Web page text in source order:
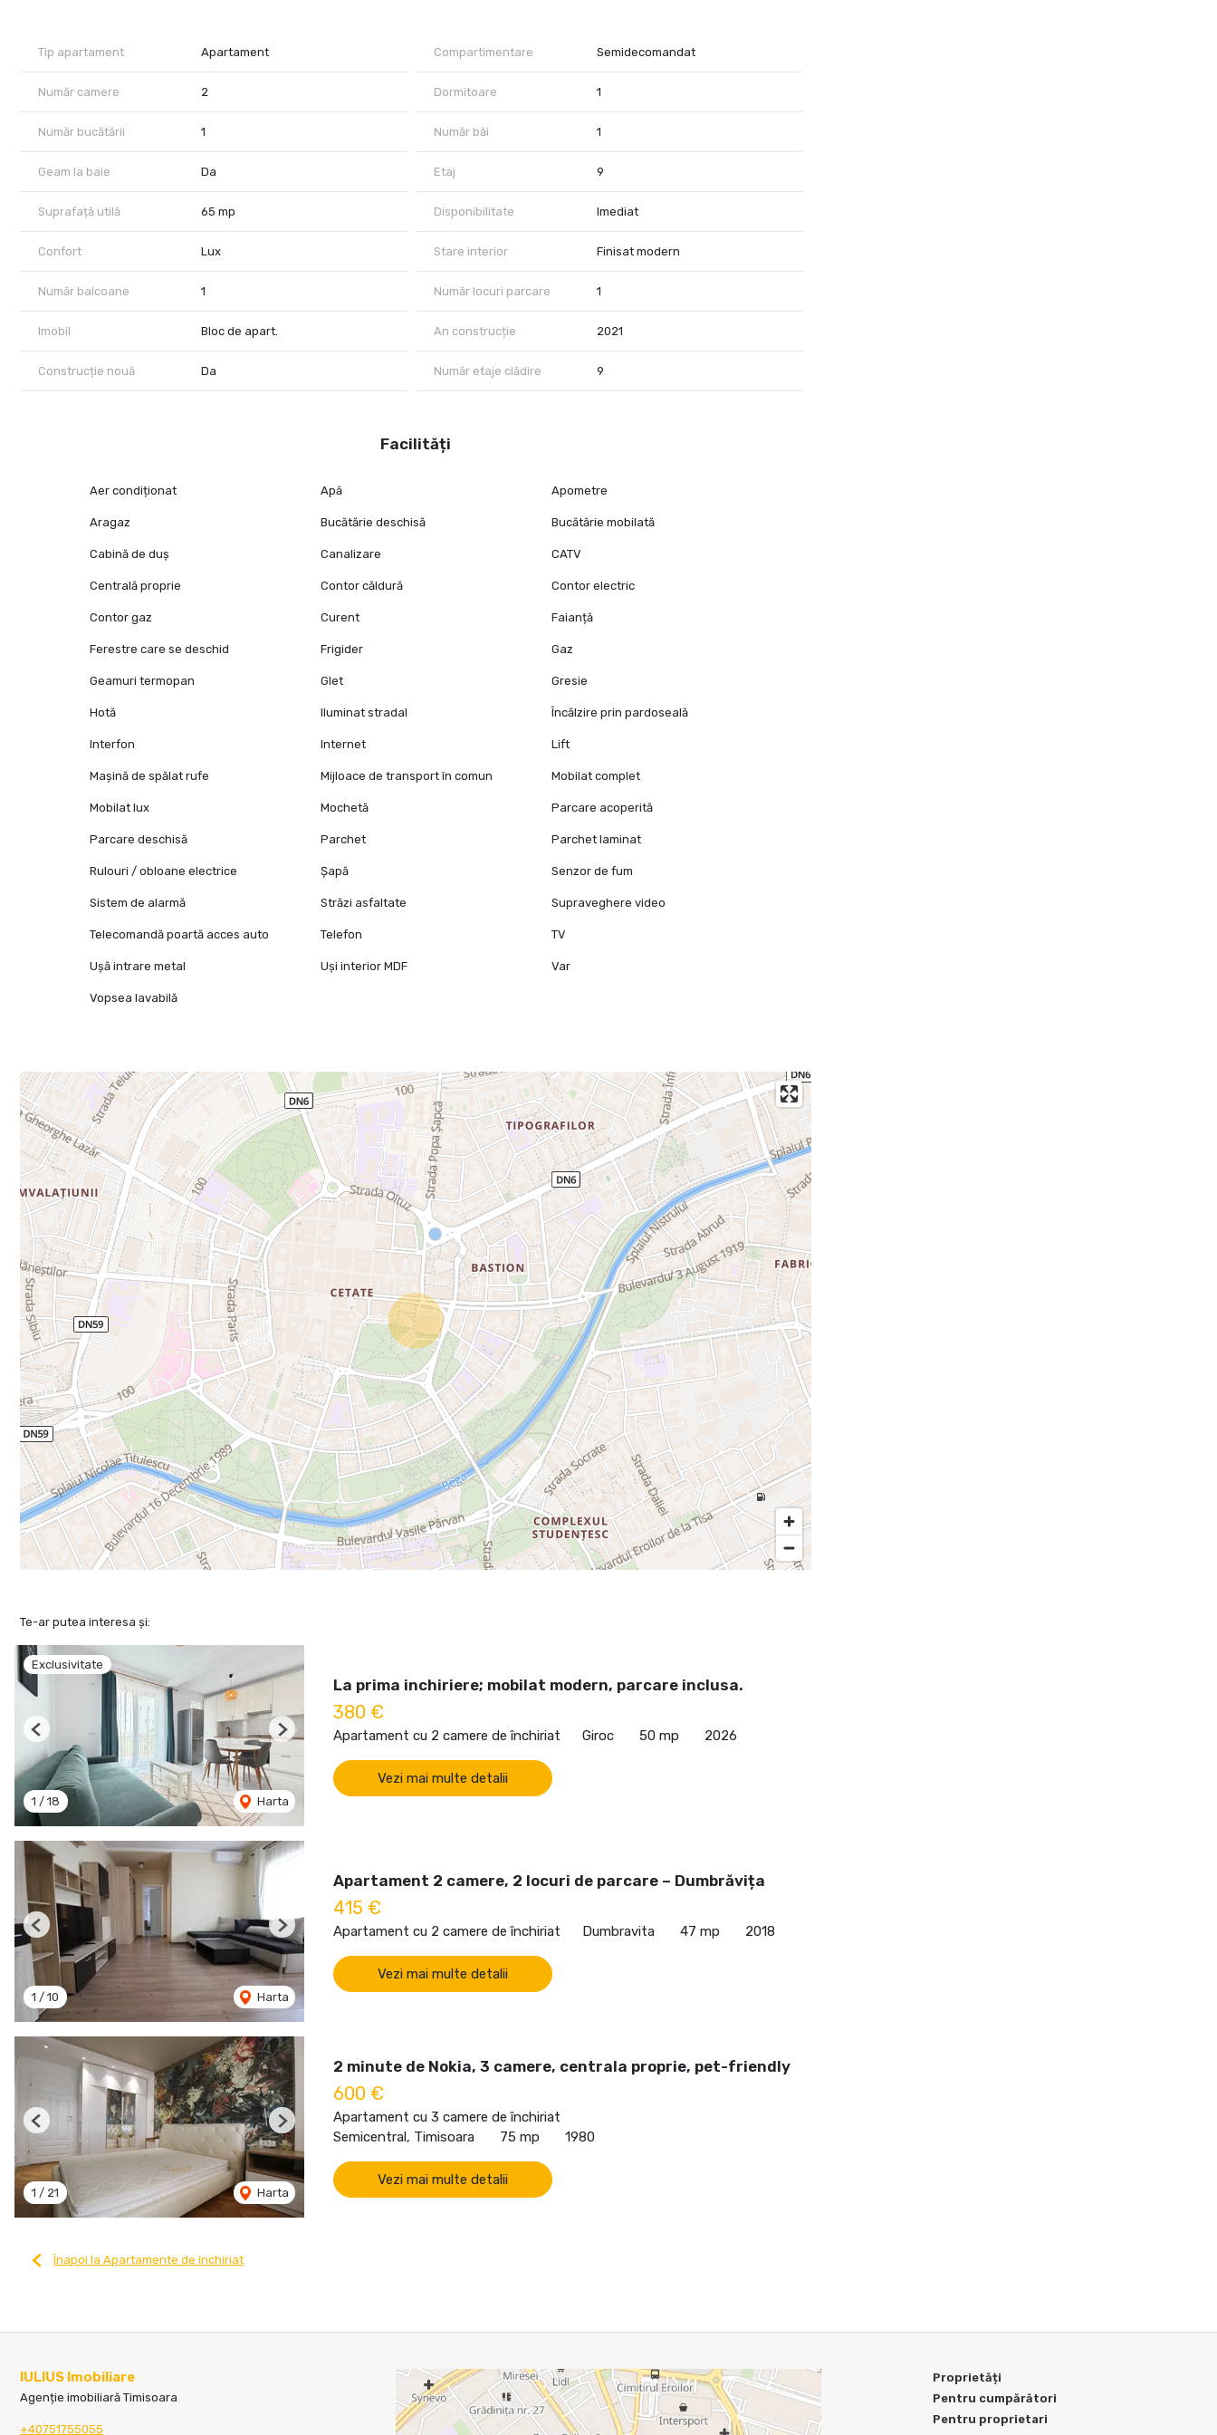
Tip apartament Apartament Compartimentare Semidecomandat
Număr camere 2 Dormitoare 1
Număr bucătării 1 Număr băi 1
Geam la baie Da Etaj 9
Suprafață utilă 65 mp Disponibilitate Imediat
Confort Lux Stare interior Finisat modern
Număr balcoane 1 Număr locuri parcare 1
Imobil Bloc de apart. An construcție 2021
Construcție nouă Da Număr etaje clădire 9
Facilități
Aer condiționat Apă Apometre
Aragaz Bucătărie deschisă Bucătărie mobilată
Cabină de duș Canalizare CATV
Centrală proprie Contor căldură Contor electric
Contor gaz Curent Faianță
Ferestre care se deschid Frigider Gaz
Geamuri termopan Glet Gresie
Hotă Iluminat stradal Încălzire prin pardoseală
Interfon Internet Lift
Mașină de spălat rufe Mijloace de transport în comun Mobilat complet
Mobilat lux Mochetă Parcare acoperită
Parcare deschisă Parchet Parchet laminat
Rulouri / obloane electrice Șapă Senzor de fum
Sistem de alarmă Străzi asfaltate Supraveghere video
Telecomandă poartă acces auto Telefon TV
Ușă intrare metal Uși interior MDF Var
Vopsea lavabilă
Te-ar putea interesa și:
Exclusivitate
1 / 18 Harta
Previous Next
La prima inchiriere; mobilat modern, parcare inclusa.
380 €
Apartament cu 2 camere de închiriat Giroc 50 mp 2026
Vezi mai multe detalii
1 / 10 Harta
Previous Next
Apartament 2 camere, 2 locuri de parcare – Dumbrăvița
415 €
Apartament cu 2 camere de închiriat Dumbravita 47 mp 2018
Vezi mai multe detalii
1 / 21 Harta
Previous Next
2 minute de Nokia, 3 camere, centrala proprie, pet-friendly
600 €
Apartament cu 3 camere de închiriat
Semicentral, Timisoara
75 mp 1980
Vezi mai multe detalii
Înapoi la Apartamente de închiriat
IULIUS Imobiliare
Agenție imobiliară Timisoara
+40751755055
Proprietăți
Pentru cumpărători
Pentru proprietari